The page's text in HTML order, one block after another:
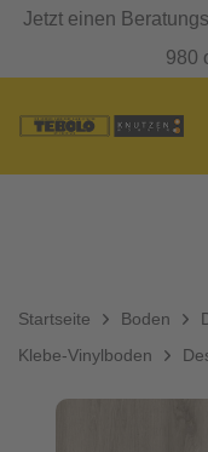
Jetzt einen
980
Startseite Boden
Klebe-Vinylboden